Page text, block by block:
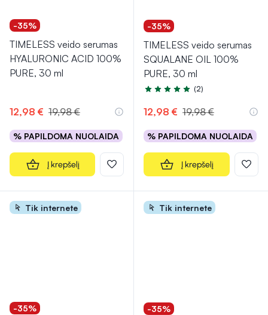
-35%
TIMELESS veido serumas
HYALURONIC ACID 100%
PURE, 30 ml
12,98 € 19,98 €
% PAPILDOMA NUOLAIDA
Į krepšelį
-35%
TIMELESS veido serumas
SQUALANE OIL 100%
PURE, 30 ml
Įvertinimas 5.0 iš 5
(2)
12,98 € 19,98 €
% PAPILDOMA NUOLAIDA
Į krepšelį
Tik internete
-35%
Tik internete
-35%